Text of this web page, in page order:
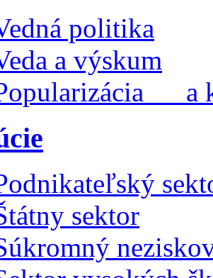
politika
a výskum
a
sektor